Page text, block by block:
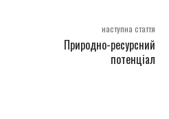
наступна стаття
Природно-ресурсний
потенціал